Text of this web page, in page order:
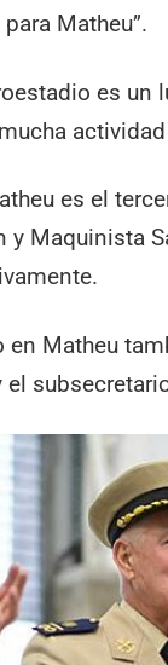
Matheu”.
es un
es el
y Maquinista
en Matheu
el